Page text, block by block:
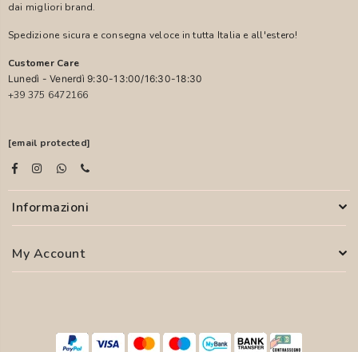
dai migliori brand.
Spedizione sicura e consegna veloce in tutta Italia e all'estero!
Customer Care
Lunedì - Venerdì 9:30-13:00/16:30-18:30
+39 375 6472166
[email protected]
Informazioni
My Account